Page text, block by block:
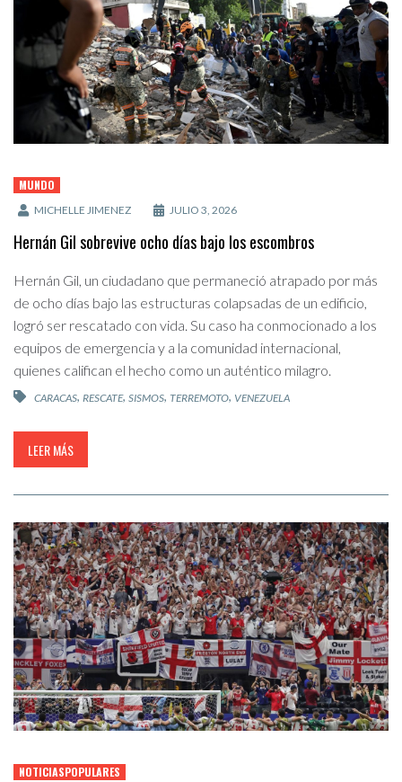
MUNDO
MICHELLE JIMENEZ JULIO 3, 2026
Hernán Gil sobrevive ocho días bajo los escombros
Hernán Gil, un ciudadano que permaneció atrapado por más
de ocho días bajo las estructuras colapsadas de un edificio,
logró ser rescatado con vida. Su caso ha conmocionado a los
equipos de emergencia y a la comunidad internacional,
quienes califican el hecho como un auténtico milagro.
CARACAS, RESCATE, SISMOS, TERREMOTO, VENEZUELA
LEER MÁS
NOTICIASPOPULARES